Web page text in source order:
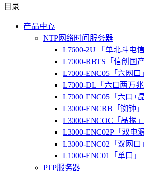
目录
产品中心
NTP网络时间服务器
L7600-2U 「单北斗电
L7000-RBTS「信创国产
L7000-ENC05「六网口
L7000-DL「六口两万兆
L7000-ENC05「六口+晶
L3000-ENCRB「铷钟」
L3000-ENCOC「晶振」
L3000-ENC02P「双电源
L3000-ENC02「双网口
L1000-ENC01「单口」
PTP服务器